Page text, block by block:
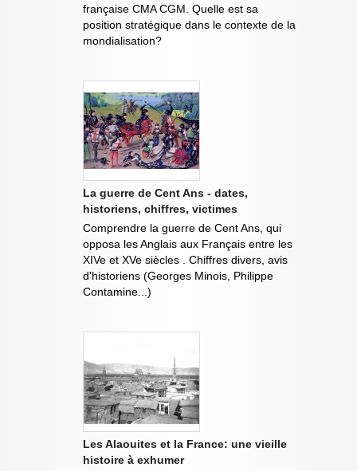
française CMA CGM. Quelle est sa
position stratégique dans le contexte de la
mondialisation?
La guerre de Cent Ans - dates,
historiens, chiffres, victimes
Comprendre la guerre de Cent Ans, qui
opposa les Anglais aux Français entre les
XIVe et XVe siècles . Chiffres divers, avis
d'historiens (Georges Minois, Philippe
Contamine...)
Les Alaouites et la France: une vieille
histoire à exhumer